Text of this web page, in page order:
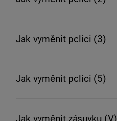
Jak vyměnit polici (3)
Jak vyměnit polici (5)
Jak vyměnit zásuvku (V)